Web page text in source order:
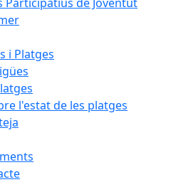
i Platges
l'estat de les platges